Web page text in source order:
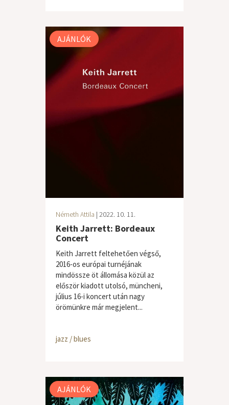
AJÁNLÓK
Németh Attila | 2022. 10. 11.
Keith Jarrett: Bordeaux
Concert
Keith Jarrett feltehetően végső,
2016-os európai turnéjának
mindössze öt állomása közül az
először kiadott utolsó, müncheni,
július 16-i koncert után nagy
örömünkre már megjelent...
jazz / blues
AJÁNLÓK